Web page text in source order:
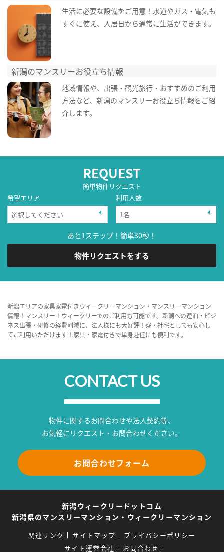
生活に必要な設備をご用意！水道やガス・電気も
すぐに使え、入居日から通常に生活ができます。
新潟のマンスリーお役立ち情報
地域情報や、出張・観光旅行・おすすめのご利用
方法など、新潟のマンスリーお役立ち情報をご紹
介します。
REQUEST
簡単物件リクエスト
希望エリア
利用人数
あと1ステップ！簡単30秒！
物件リクエストをする
新潟エリアの家具家電付きウィークリーマンション・マンスリーマンション
情報！マンスリー＋ウィークリーでのご利用も可能です。新潟への連泊・ビジ
ネス出張・研修の経費削減に、法人様にも大好評！寮・社宅としても安心し
てご利用いただけます！家具・家電付きで単身赴任にも便利です。
CONTACT US
物件に関するお問合わせや法人契約等、
お気軽にリクエスト・お問合わせください。
お問合わせフォーム
新潟ウィークリードットコム
新潟県のマンスリーマンション・ウィークリーマンション
関連リンク サイトマップ
プライバシーポリシー
サイト運営会社
お問合わせ